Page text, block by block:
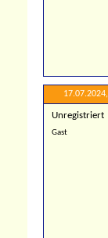
17.07.2024,
Unregistriert
Gast